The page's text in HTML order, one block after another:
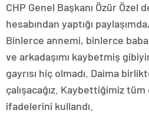
CHP Genel Başkanı Özür Özel
hesabından yaptığı
Binlerce annemi, binlerce
ve arkadaşımı kaybetmiş
gayrısı hiç olmadı. Daima
çalışacağız. Kaybettiğimiz tüm
ifadelerini kullandı.